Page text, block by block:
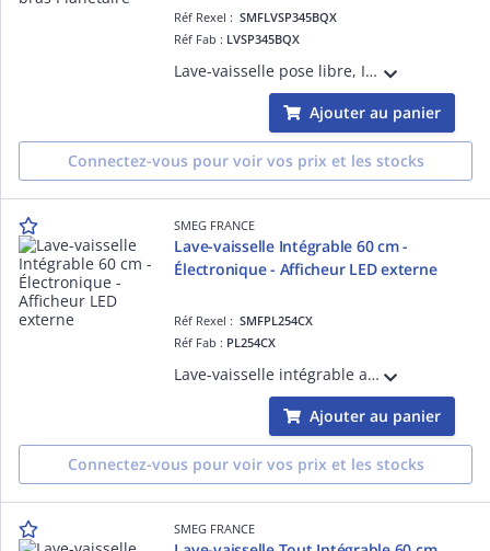
Réf Rexel :SMFLVSP345BQX
Réf Fab : LVSP345BQX
Lave-vaisselle pose libre, Inox Anti-trace 60 cm 3 paniers - 14 couverts, Moteur inverter 2.0, Bandeau de commande tactile inox anti-trace, Cuve et porte inox - PROGRAMMES / FONCTIONS : 11 programmes dont : Hygiène 99,9%, Rapide 27 min, P
Ajouter au panier
Connectez-vous pour voir vos prix et les stocks
SMEG FRANCE
Lave-vaisselle Intégrable 60 cm -
Électronique - Afficheur LED externe
Réf Rexel :SMFPL254CX
Réf Fab : PL254CX
Lave-vaisselle intégrable avec bandeau apparent 82 cm, 2 paniers - 13 couverts, Moteur inverter 2.0, Bandeau de commande inox anti-trace, Cuve et porte inox - PROGRAMMES / FONCTIONS : 11 programmes dont : Hygiène 99,9%, Rapide 27 min, Progr
Ajouter au panier
Connectez-vous pour voir vos prix et les stocks
SMEG FRANCE